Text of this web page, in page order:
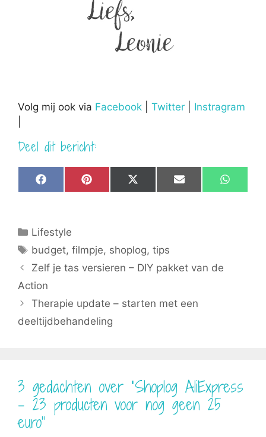
Volg mij ook via Facebook Twitter
Instragram
Deel dit bericht:
Share
on
F
a
o
o
k
Share
on
P
i
e
s
t
Share
on
X
(
e
r
)
Share
on
E
m
Share
on
W
h
Categorieën
Lifestyle
Tags
budget,filmpje, shoplog,tips
Zelf je tas versieren – DIY pakket van de
Action
Therapie update – starten met een
deeltijdbehandeling
3 gedachten over “Shoplog AliExpress
– 23 producten voor nog geen 25
euro”